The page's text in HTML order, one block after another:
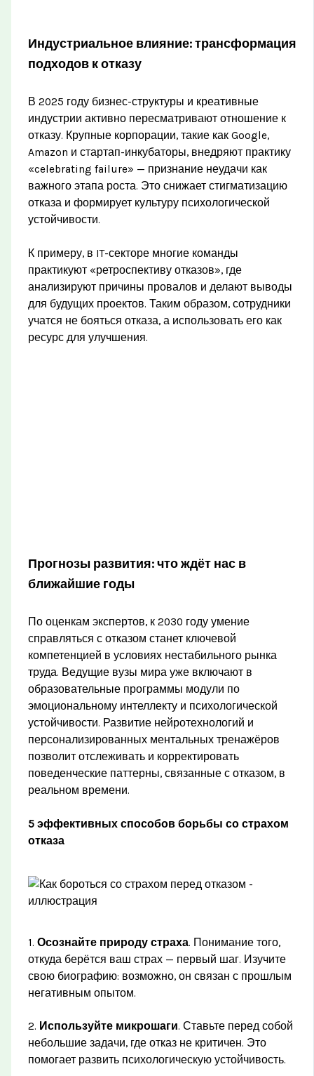
Индустриальное влияние: трансформация
подходов к отказу
В 2025 году бизнес-структуры и креативные
индустрии активно пересматривают отношение к
отказу. Крупные корпорации, такие как Google,
Amazon и стартап-инкубаторы, внедряют практику
«celebrating failure» — признание неудачи как
важного этапа роста. Это снижает стигматизацию
отказа и формирует культуру психологической
устойчивости.
К примеру, в IT-секторе многие команды
практикуют «ретроспективу отказов», где
анализируют причины провалов и делают выводы
для будущих проектов. Таким образом, сотрудники
учатся не бояться отказа, а использовать его как
ресурс для улучшения.
Прогнозы развития: что ждёт нас в
ближайшие годы
По оценкам экспертов, к 2030 году умение
справляться с отказом станет ключевой
компетенцией в условиях нестабильного рынка
труда. Ведущие вузы мира уже включают в
образовательные программы модули по
эмоциональному интеллекту и психологической
устойчивости. Развитие нейротехнологий и
персонализированных ментальных тренажёров
позволит отслеживать и корректировать
поведенческие паттерны, связанные с отказом, в
реальном времени.
5 эффективных способов борьбы со страхом
отказа
1.Осознайте природу страха. Понимание того,
откуда берётся ваш страх — первый шаг. Изучите
свою биографию: возможно, он связан с прошлым
негативным опытом.
2. Используйте микрошаги. Ставьте перед собой
небольшие задачи, где отказ не критичен. Это
помогает развить психологическую устойчивость.